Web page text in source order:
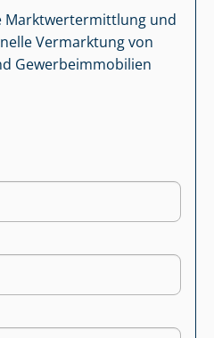
Markt­wert­ermitt­lung und
Vermarktung von
Ge­wer­be­im­mo­bi­li­en